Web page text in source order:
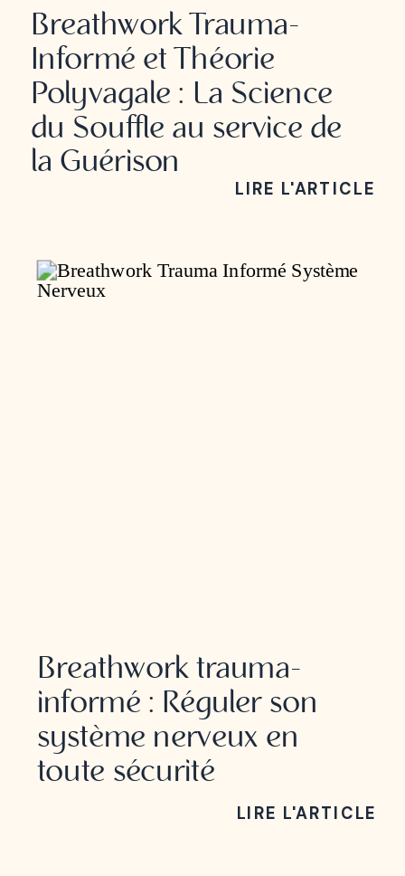
Breathwork Trauma-
Informé et Théorie
Polyvagale : La Science
du Souffle au service de
la Guérison
LIRE L'ARTICLE
Breathwork trauma-
informé : Réguler son
système nerveux en
toute sécurité
LIRE L'ARTICLE